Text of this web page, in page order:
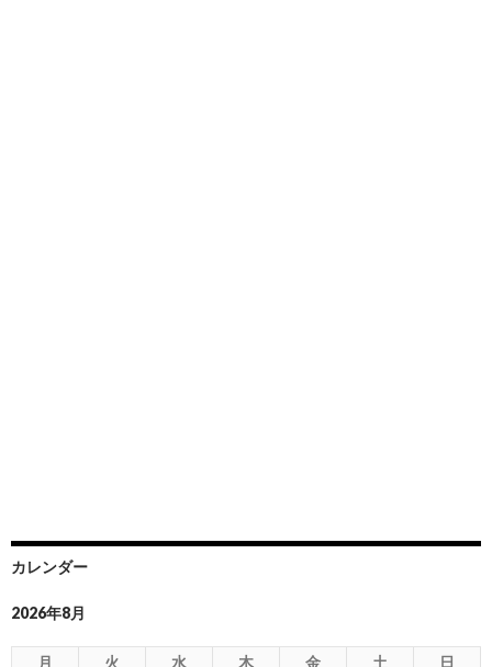
カレンダー
2026年8月
月 火 水 木 金 土
日